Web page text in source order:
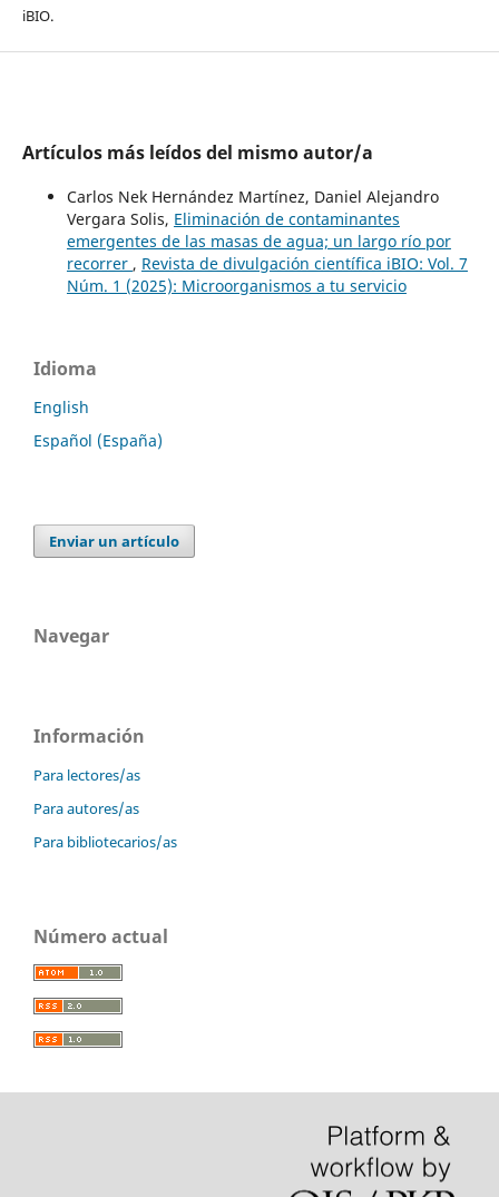
iBIO.
Artículos más leídos del mismo autor/a
Carlos Nek Hernández Martínez, Daniel Alejandro
Vergara Solis, Eliminación de contaminantes
emergentes de las masas de agua; un largo río por
recorrer , Revista de divulgación científica iBIO: Vol. 7
Núm. 1 (2025): Microorganismos a tu servicio
Idioma
English
Español (España)
Enviar un artículo
Navegar
Información
Para lectores/as
Para autores/as
Para bibliotecarios/as
Número actual